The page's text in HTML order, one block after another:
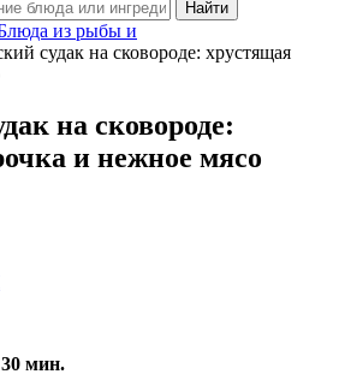
из рыбы и
судак на сковороде: хрустящая
на сковороде:
и нежное мясо
30 мин.